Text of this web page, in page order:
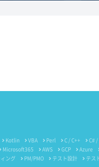
Kotlin VBA Perl C / C++ C# /
Microsoft365 AWS GCP Azure
ング PM/PMO テスト設計 テス